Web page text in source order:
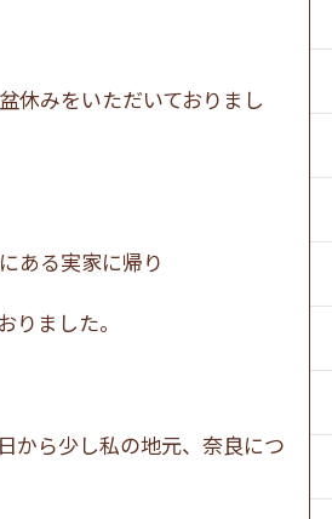
休みをいただいておりまし
ある実家に帰り
りました。
から少し私の地元、奈良につ